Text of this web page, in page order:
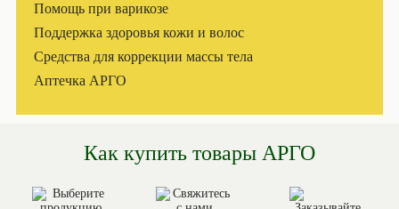
Помощь при варикозе
Поддержка здоровья кожи и волос
Средства для коррекции массы тела
Аптечка АРГО
Как купить товары АРГО